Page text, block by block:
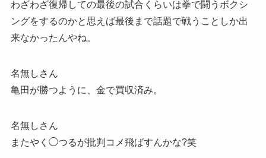
わざわざ復帰しての最後の試合くらいは拳で闘うボクシ
ングをするのかと思えば最後まで話題で戦うことしか出
来なかったんやね。
名無しさん
亀田が勝つように、金で買収済み。
名無しさん
またやく◯つるが批判コメ飛ばすんかな?笑